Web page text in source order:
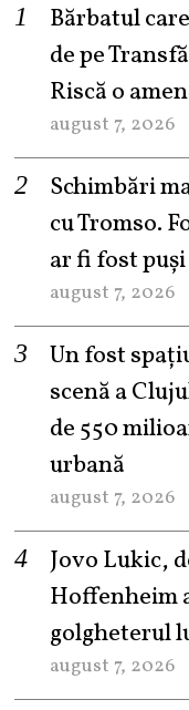
Bărbatul
de pe
Riscă o
august 7, 2026
Schimbări
cu Tromso.
ar fi fost
august 7, 2026
Un fost
scenă a
de 550
urbană
august 7, 2026
Jovo Lukic,
Hoffenheim
golgheterul
august 7, 2026